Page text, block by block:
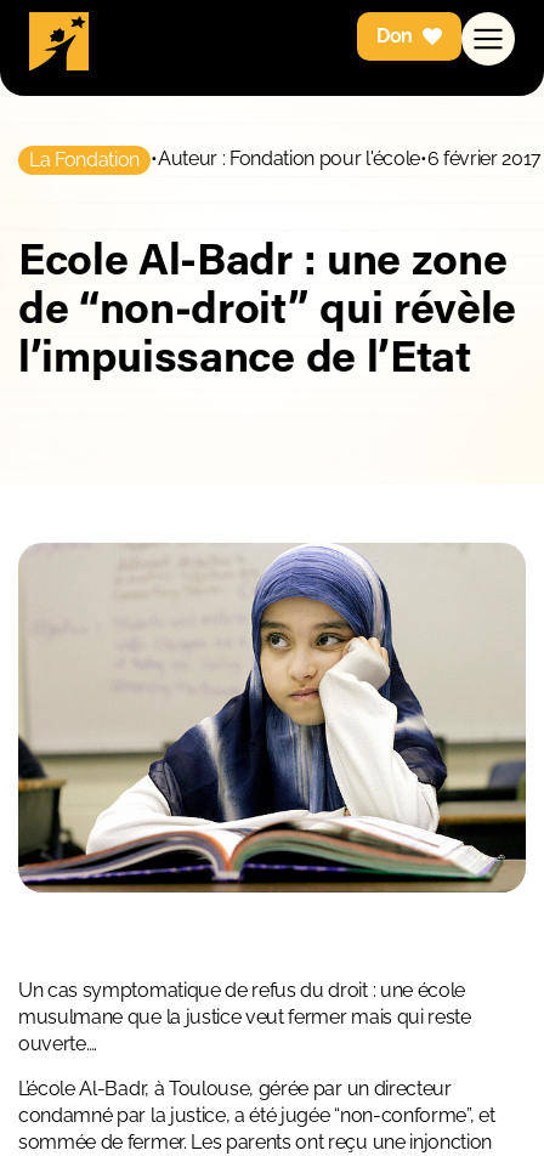
Don
La Fondation •Auteur : Fondation pour l'école•6 février 2017
Ecole Al-Badr : une zone
de “non-droit” qui révèle
l’impuissance de l’Etat
Un cas symptomatique de refus du droit : une école
musulmane que la justice veut fermer mais qui reste
ouverte….
L’école Al-Badr, à Toulouse, gérée par un directeur
condamné par la justice, a été jugée “non-conforme”, et
sommée de fermer. Les parents ont reçu une injonction